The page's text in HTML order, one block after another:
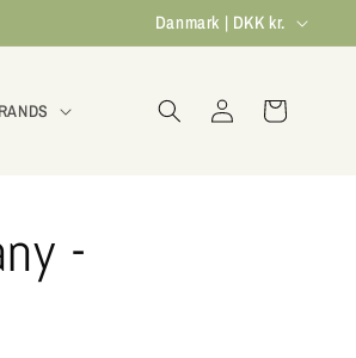
a
Danmark | DKK kr.
Log
ind
Indkøbskurv
-